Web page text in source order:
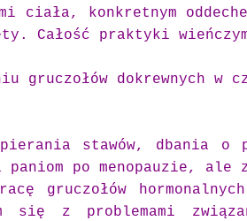
konkretnym
Całość praktyki
gruczołów dokrewnych w
stawów, dbania o
po menopauzie, ale
gruczołów
się z problemami